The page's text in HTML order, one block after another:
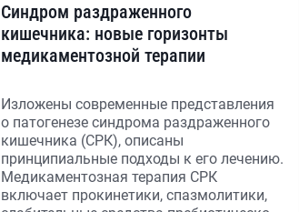
Синдром раздраженного
кишечника: новые горизонты
медикаментозной терапии
Изложены современные представления
о патогенезе синдрома раздраженного
кишечника (СРК), описаны
принципиальные подходы к его лечению.
Медикаментозная терапия СРК
включает прокинетики, спазмолитики,